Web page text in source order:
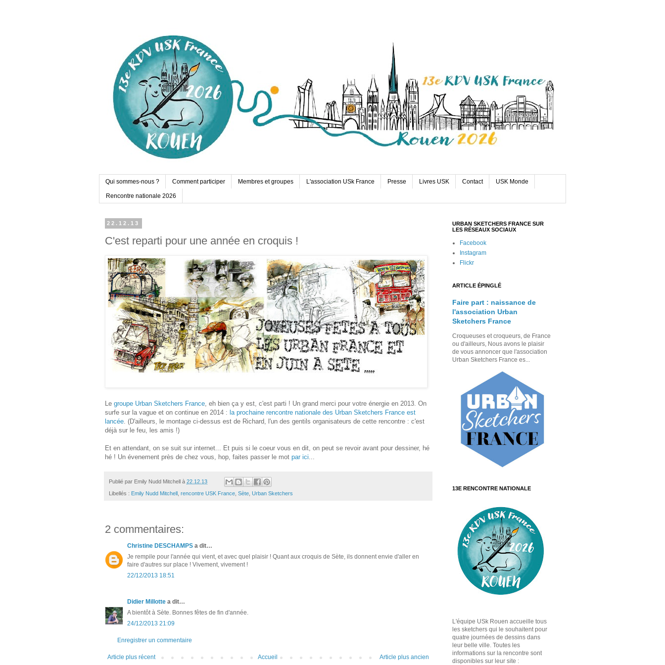
Qui sommes-nous ? Comment participer Membres et groupes L'association USk France Presse Livres USK Contact USK Monde
Rencontre nationale 2026
22.12.13
C'est reparti pour une année en croquis !
Le groupe Urban Sketchers France, eh bien ça y est, c'est parti ! Un grand merci pour votre énergie en 2013. On
surfe sur la vague et on continue en 2014 : la prochaine rencontre nationale des Urban Sketchers France est
lancée. (D'ailleurs, le montage ci-dessus est de Richard, l'un des gentils organisateurs de cette rencontre : c'est
déjà sur le feu, les amis !)
Et en attendant, on se suit sur internet... Et puis si le coeur vous en dit, on peut se revoir avant pour dessiner, hé
hé ! Un évenement près de chez vous, hop, faites passer le mot par ici...
Publié par Emily Nudd Mitchell à 22.12.13
Libellés : Emily Nudd Mitchell rencontre USK France Sète Urban Sketchers
2 commentaires:
Christine DESCHAMPS a dit…
Je rempile pour l'année qui vient, et avec quel plaisir ! Quant aux croquis de Sète, ils donnent envie d'aller en
faire d'autres sur place ! Vivement, vivement !
22/12/2013 18:51
Didier Millotte a dit…
A bientôt à Sète. Bonnes fêtes de fin d'année.
24/12/2013 21:09
Enregistrer un commentaire
Article plus récent Article plus ancien
Accueil
URBAN SKETCHERS FRANCE SUR
LES RÉSEAUX SOCIAUX
Facebook
Instagram
Flickr
ARTICLE ÉPINGLÉ
Faire part : naissance de
l'association Urban
Sketchers France
Croqueuses et croqueurs, de France
ou d'ailleurs, Nous avons le plaisir
de vous annoncer que l'association
Urban Sketchers France es...
13E RENCONTRE NATIONALE
L'équipe USk Rouen accueille tous
les sketchers qui le souhaitent pour
quatre journées de dessins dans
leur belle ville. Toutes les
informations sur la rencontre sont
disponibles sur leur site :